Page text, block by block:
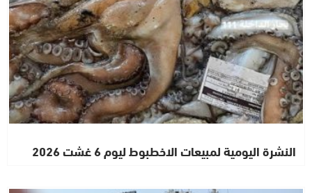
النشرة اليومية لمبيعات الاخطبوط ليوم 6 غشت 2026